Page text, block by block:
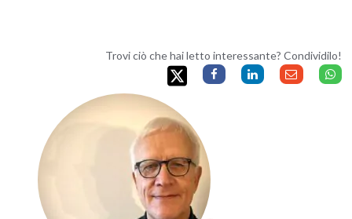
Trovi ciò che hai letto interessante? Condividilo!